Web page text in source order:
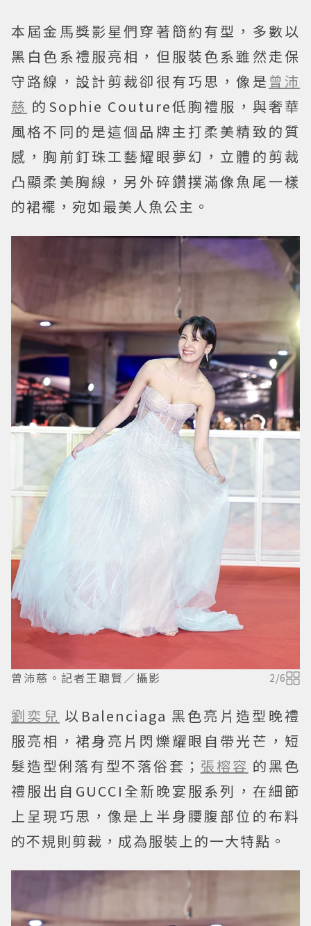
本屆金馬獎影星們穿著簡約有型，多數以
黑白色系禮服亮相，但服裝色系雖然走保
守路線，設計剪裁卻很有巧思，像是 曾沛
慈 的Sophie Couture低胸禮服，與奢華
風格不同的是這個品牌主打柔美精致的質
感，胸前釘珠⼯藝耀眼夢幻，立體的剪裁
凸顯柔美胸線，另外碎鑽撲滿像魚尾一樣
的裙襬，宛如最美人魚公主。
曾沛慈。記者王聰賢／攝影 2/6
劉奕兒 以Balenciaga 黑色亮片造型晚禮
服亮相，裙身亮片閃爍耀眼自帶光芒，短
髮造型俐落有型不落俗套； 張榕容 的黑色
禮服出自GUCCI全新晚宴服系列，在細節
上呈現巧思，像是上半身腰腹部位的布料
的不規則剪裁，成為服裝上的一大特點。